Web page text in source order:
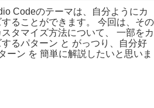
Codeのテーマは、自分ようにカ
することができます。 今回は、その
タマイズ方法について、 一部をカ
るパターン と がっつり、自分好
ーン を 簡単に解説したいと思いま